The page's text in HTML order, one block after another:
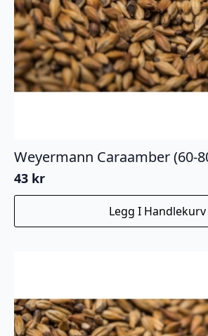
Weyermann Caraamber (60-
43 kr
Legg I Handlekurv